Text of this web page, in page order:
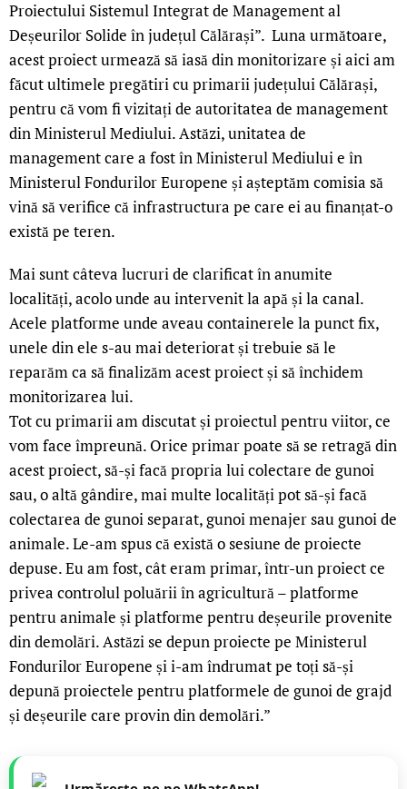
Proiectului Sistemul Integrat de Management al
Deșeurilor Solide în județul Călărași”. Luna următoare,
acest proiect urmează să iasă din monitorizare și aici am
făcut ultimele pregătiri cu primarii județului Călărași,
pentru că vom fi vizitați de autoritatea de management
din Ministerul Mediului. Astăzi, unitatea de
management care a fost în Ministerul Mediului e în
Ministerul Fondurilor Europene și așteptăm comisia să
vină să verifice că infrastructura pe care ei au finanțat-o
există pe teren.
Mai sunt câteva lucruri de clarificat în anumite
localități, acolo unde au intervenit la apă și la canal.
Acele platforme unde aveau containerele la punct fix,
unele din ele s-au mai deteriorat și trebuie să le
reparăm ca să finalizăm acest proiect și să închidem
monitorizarea lui.
Tot cu primarii am discutat și proiectul pentru viitor, ce
vom face împreună. Orice primar poate să se retragă din
acest proiect, să-și facă propria lui colectare de gunoi
sau, o altă gândire, mai multe localități pot să-și facă
colectarea de gunoi separat, gunoi menajer sau gunoi de
animale. Le-am spus că există o sesiune de proiecte
depuse. Eu am fost, cât eram primar, într-un proiect ce
privea controlul poluării în agricultură – platforme
pentru animale și platforme pentru deșeurile provenite
din demolări. Astăzi se depun proiecte pe Ministerul
Fondurilor Europene și i-am îndrumat pe toți să-și
depună proiectele pentru platformele de gunoi de grajd
și deșeurile care provin din demolări.”